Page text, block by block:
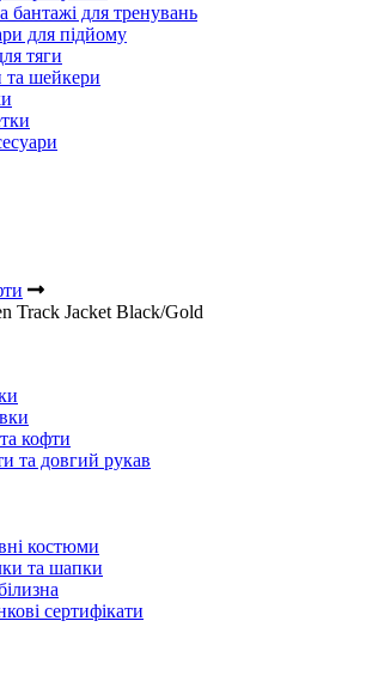
бантажі для тренувань
для підйому
тяги
шейкери
Track Jacket Black/Gold
кофти
та довгий рукав
костюми
та шапки
сертифікати